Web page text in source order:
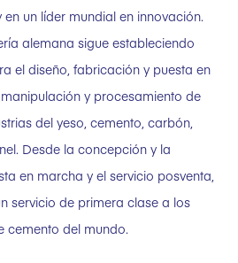
un líder mundial en innovación.
alemana sigue estableciendo
el diseño, fabricación y puesta en
y procesamiento de
del yeso, cemento, carbón,
Desde la concepción y la
en marcha y el servicio posventa,
servicio de primera clase a los
cemento del mundo.